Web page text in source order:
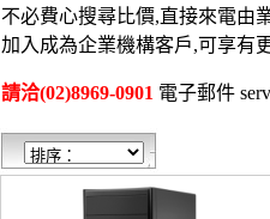
不必費心搜尋比價,直接來電由
加入成為企業機構客戶,可享有
請洽(02)8969-0901 電子郵件